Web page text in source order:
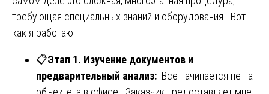
требующая специальных знаний и оборудования. Вот
как я работаю.
📋Этап 1. Изучение документов и
предварительный анализ: Всё начинается не на